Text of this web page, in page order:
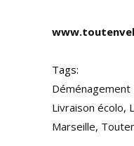
Tags:
Déménagement
Livraison écolo,
Marseille,